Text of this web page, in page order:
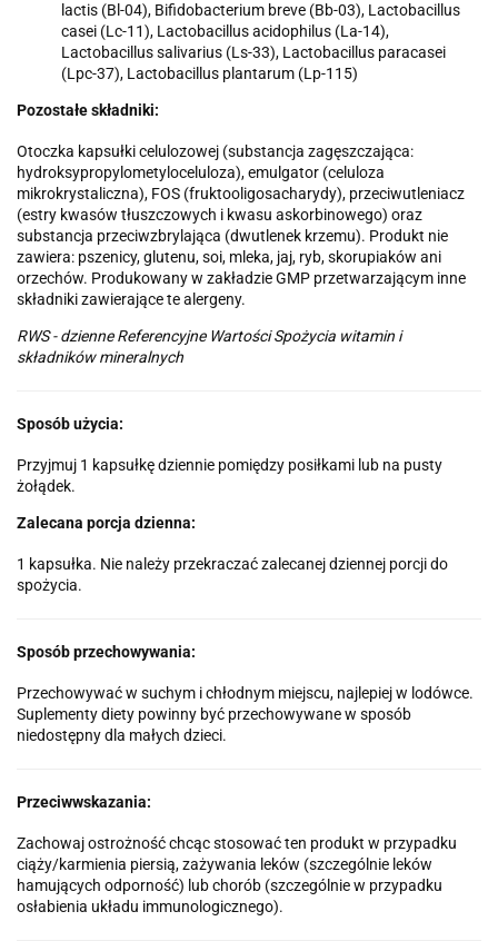
lactis (Bl-04), Bifidobacterium breve (Bb-03), Lactobacillus
casei (Lc-11), Lactobacillus acidophilus (La-14),
Lactobacillus salivarius (Ls-33), Lactobacillus paracasei
(Lpc-37), Lactobacillus plantarum (Lp-115)
Pozostałe składniki:
Otoczka kapsułki celulozowej (substancja zagęszczająca:
hydroksypropylometyloceluloza), emulgator (celuloza
mikrokrystaliczna), FOS (fruktooligosacharydy), przeciwutleniacz
(estry kwasów tłuszczowych i kwasu askorbinowego) oraz
substancja przeciwzbrylająca (dwutlenek krzemu). Produkt nie
zawiera: pszenicy, glutenu, soi, mleka, jaj, ryb, skorupiaków ani
orzechów. Produkowany w zakładzie GMP przetwarzającym inne
składniki zawierające te alergeny.
RWS - dzienne Referencyjne Wartości Spożycia witamin i
składników mineralnych
Sposób użycia:
Przyjmuj 1 kapsułkę dziennie pomiędzy posiłkami lub na pusty
żołądek.
Zalecana porcja dzienna:
1 kapsułka. Nie należy przekraczać zalecanej dziennej porcji do
spożycia.
Sposób przechowywania:
Przechowywać w suchym i chłodnym miejscu, najlepiej w lodówce.
Suplementy diety powinny być przechowywane w sposób
niedostępny dla małych dzieci.
Przeciwwskazania:
Zachowaj ostrożność chcąc stosować ten produkt w przypadku
ciąży/karmienia piersią, zażywania leków (szczególnie leków
hamujących odporność) lub chorób (szczególnie w przypadku
osłabienia układu immunologicznego).